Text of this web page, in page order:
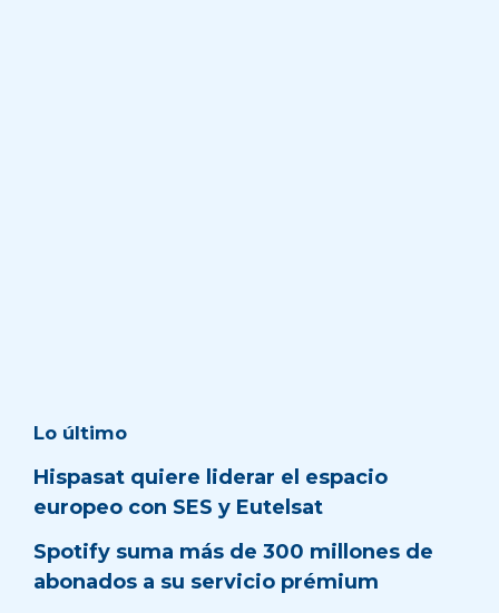
Lo último
Hispasat quiere liderar el espacio
europeo con SES y Eutelsat
Spotify suma más de 300 millones de
abonados a su servicio prémium